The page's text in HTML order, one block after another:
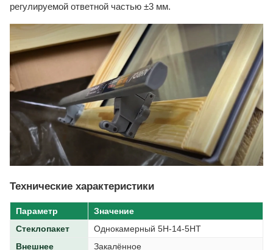
регулируемой ответной частью ±3 мм.
Технические характеристики
Параметр
Значение
Стеклопакет
Однокамерный 5H-14-5HT
Внешнее
Закалённое